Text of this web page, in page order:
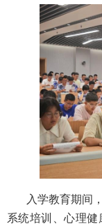
入学教育期间，
系统培训、心理